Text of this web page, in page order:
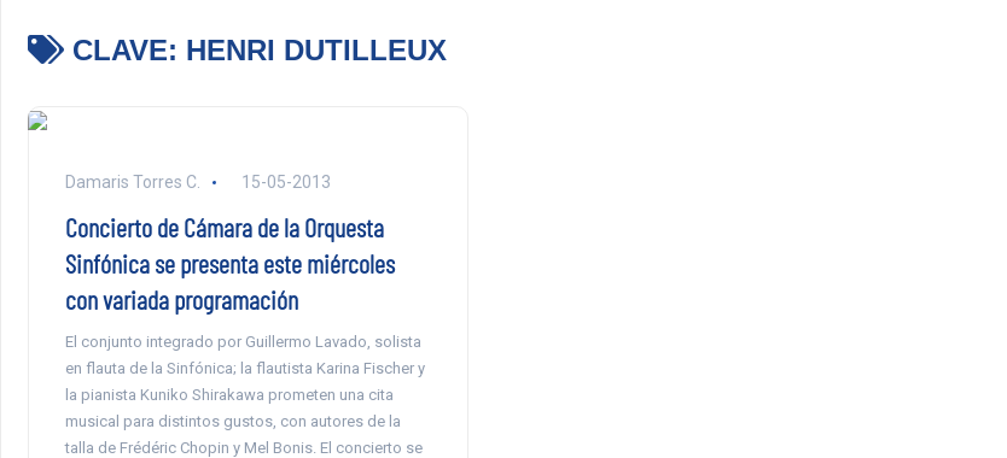
CLAVE: HENRI DUTILLEUX
Damaris Torres C. 15-05-2013
Concierto de Cámara de la Orquesta
Sinfónica se presenta este miércoles
con variada programación
El conjunto integrado por Guillermo Lavado, solista
en flauta de la Sinfónica; la flautista Karina Fischer y
la pianista Kuniko Shirakawa prometen una cita
musical para distintos gustos, con autores de la
talla de Frédéric Chopin y Mel Bonis. El concierto se